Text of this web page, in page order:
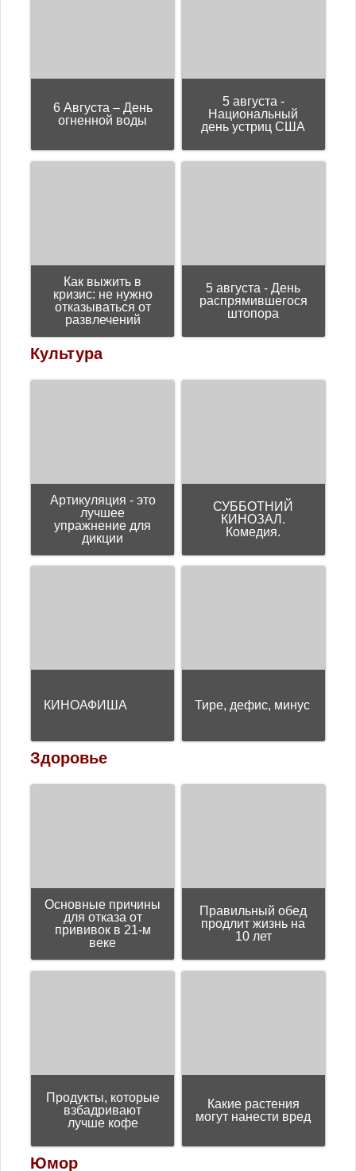
6 Августа – День
огненной воды
5 августа -
Национальный
день устриц США
Как выжить в
кризис: не нужно
отказываться от
развлечений
5 августа - День
распрямившегося
штопора
Культура
Артикуляция - это
лучшее
упражнение для
дикции
СУББОТНИЙ
КИНОЗАЛ.
Комедия.
КИНОАФИША Тире, дефис, минус
Здоровье
Основные причины
для отказа от
прививок в 21-м
веке
Правильный обед
продлит жизнь на
10 лет
Продукты, которые
взбадривают
лучше кофе
Какие растения
могут нанести вред
Юмор